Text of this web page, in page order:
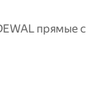
прямые с